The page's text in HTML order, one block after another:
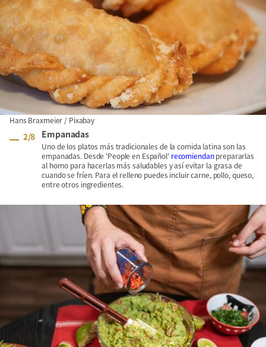
Hans Braxmeier / Pixabay
2/8 Empanadas
Uno de los platos más tradicionales de la comida latina son las
empanadas. Desde 'People en Español' recomiendanprepararlas
al horno para hacerlas más saludables y así evitar la grasa de
cuando se fríen. Para el relleno puedes incluir carne, pollo, queso,
entre otros ingredientes.